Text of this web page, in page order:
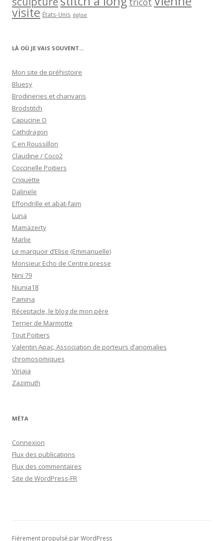
visite États-Unis église
LÀ OÙ JE VAIS SOUVENT…
Mon site de préhistoire
Bluesy
Brodineries et charivaris
Brodstitch
Capucine O
Cathdragon
C en Roussillon
Claudine / Coco2
Coccinelle Poitiers
Criquette
Dalinele
Effondrille et abat-faim
Luna
Mamazerty
Marlie
Le marquoir d’Elise (Emmanuelle)
Monsieur Echo de Centre presse
Nini 79
Niunia18
Pamina
Réceptacle, le blog de mon père
Terrier de Marmotte
Tout Poitiers
Valentin Apac, Association de porteurs d’anomalies
chromosomiques
Virjaja
Zazimuth
MÉTA
Connexion
Flux des publications
Flux des commentaires
Site de WordPress-FR
Fièrement propulsé par WordPress